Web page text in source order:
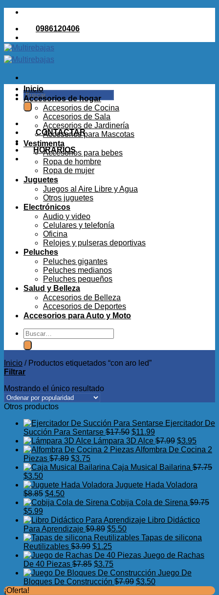
Saltar
contenido0986120406
Buscar
por:
CONTACTAR
HORARIOS
Inicio
Accesorios de hogar
Accesorios de Cocina
Accesorios de Sala
Accesorios de Jardinería
Accesorios para Mascotas
Vestimenta
Accesorios para bebes
Ropa de hombre
Ropa de mujer
Juguetes
Juegos al Aire Libre y Agua
Otros juguetes
Electrónicos
Audio y video
Celulares y telefonía
Oficina
Relojes y pulseras deportivas
Peluches
Peluches gigantes
Peluches medianos
Peluches pequeños
Salud y Belleza
Accesorios de Belleza
Accesorios de Deportes
Accesorios para Auto y Moto
Buscar
por:
Inicio /Productos etiquetados “con aro led”
Filtrar
Mostrando el único resultado
Otros productos
Ejercitador De
Succión Para Sentarse $17.50 El
precio
original
$17.50.
$11.99
precio
actual
$11.99.
Lámpara 3D Alce $7.99 El
precio
era:
$3.95El
precio
es:
Alfombra De Cocina 2
Piezas $7.89 El
precio
era:
$3.75El
precio
es:
Caja Musical Bailarina $7.75
El
precio
original
era:
$7.75.
$3.50El
precio
actual
es:
Juguete Hada Voladora
$8.85 El
precio
era:
$8.85.
$4.50El
precio
es:
$4.50.
Cobija Cola de Sirena $9.75
El
precio
original
era:
$9.75.
$5.99
precio
actual
es:
$5.99.
Libro Didáctico
Para Aprendizaje $9.89 El
precio
original
era:
$9.89.
$5.50El
precio
es:
Tapas de silicona
Reutilizables $3.99 El
precio
original
era:
$3.99.
$1.25El
precio
actual
es:
$1.25.
Juego de Rachas
De 40 Piezas $7.85 El
precio
original
$3.75El
precio
actual
Juego De
Bloques De Construcción $7.99 El
$3.50El
¡Oferta!